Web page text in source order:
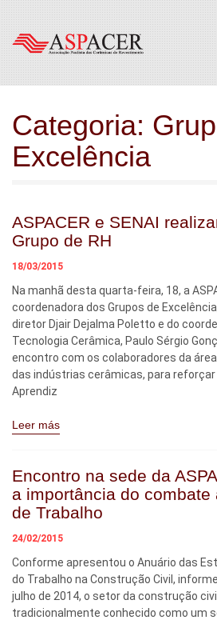
Categoria:
Excelência
ASPACER e SENAI
Grupo de RH
18/03/2015
Na manhã desta quarta-feira, 18, a
coordenadora dos Grupos de
diretor Djair Dejalma Poletto e do
Tecnologia Cerâmica, Paulo Sérgio
encontro com os colaboradores da
das indústrias cerâmicas, para
Aprendiz
Leer más
Encontro na sede da
a importância do combate
de Trabalho
24/02/2015
Conforme apresentou o Anuário das
do Trabalho na Construção Civil,
julho de 2014, o setor da construção
tradicionalmente conhecido como um